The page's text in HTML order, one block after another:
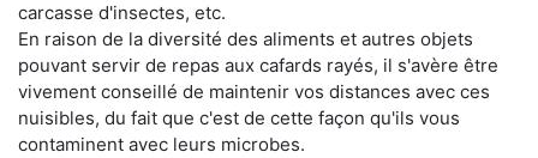
carcasse d'insectes, etc.
En raison de la diversité des aliments et autres objets
pouvant servir de repas aux cafards rayés, il s'avère être
vivement conseillé de maintenir vos distances avec ces
nuisibles, du fait que c'est de cette façon qu'ils vous
contaminent avec leurs microbes.